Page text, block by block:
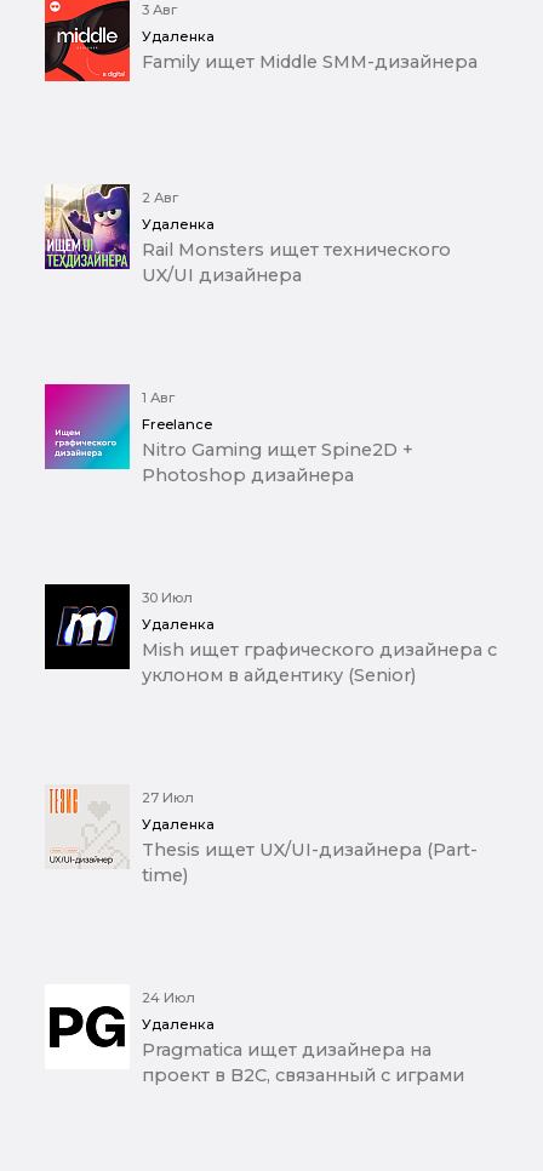
3 Авг
Удаленка
Family ищет Middle SMM-дизайнера
2 Авг
Удаленка
Rail Monsters ищет технического
UX/UI дизайнера
1 Авг
Freelance
Nitro Gaming ищет Spine2D +
Photoshop дизайнера
30 Июл
Удаленка
Mish ищет графического дизайнера с
уклоном в айдентику (Senior)
27 Июл
Удаленка
Thesis ищет UX/UI-дизайнера (Part-
time)
24 Июл
Удаленка
Pragmatica ищет дизайнера на
проект в B2C, связанный с играми